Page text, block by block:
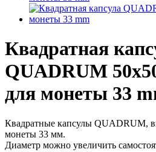
Квадратная
QUADRUM
для монеты 33
Квадратные капсулы QUADRUM,
монеты 33 мм.
Диаметр можно увеличить